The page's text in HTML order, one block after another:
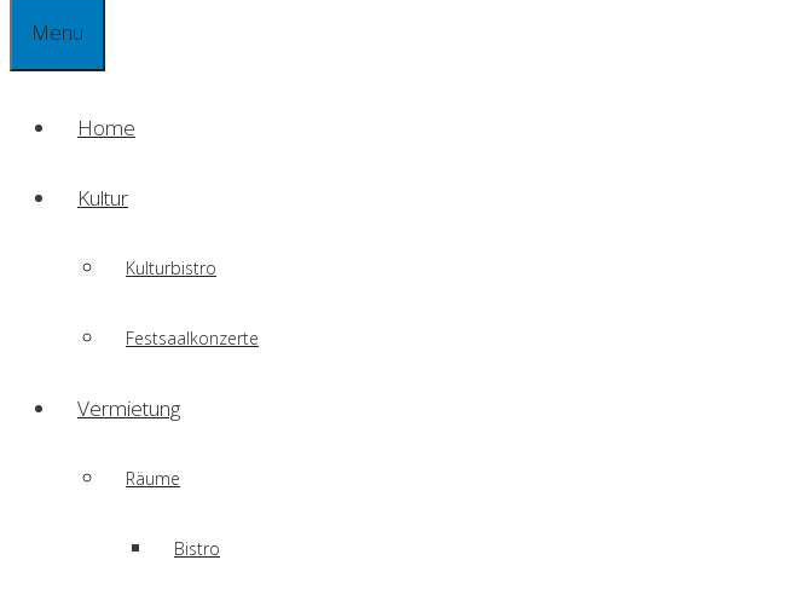
Menu
Home
Kultur
Kulturbistro
Festsaalkonzerte
Vermietung
Räume
Bistro